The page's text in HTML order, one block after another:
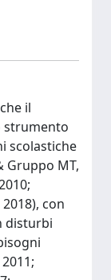
il
strumento
scolastiche
Gruppo MT,
con
disturbi